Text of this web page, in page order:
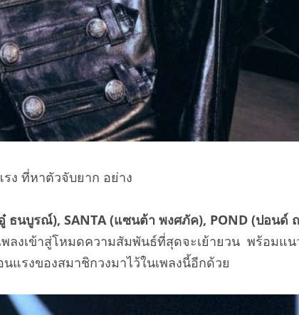
ง ที่หาตัวจับยาก อย่าง
อู๋ ธนบูรณ์), SANTA (แซนต้า พงศภัค), POND (ปอนด์
ลงเข้าสู่โหมดความสัมพันธ์ที่สุดจะเย้ายวน พร้อมแน
แรงของสมาชิกวงมาไว้ในเพลงนี้อีกด้วย